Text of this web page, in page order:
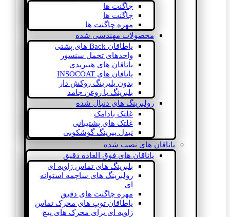
چاگنت ها
چاگنت ها
مهره چاگنت ها
محصولات مهندسی شده
یاطاقان Back های پشتی
واحدهای تحمل سنسور
یاتاقان های هیبریدی
یاتاقان های INSOCOAT
بدون بلبرینگ روکش دار
بلبرینگ با روغن جامد
رولبرینگ های دنبال شده
غلتک بادامک
غلتک های پشتیبانی
نیدل بیرینگ گوشکوبی
یاتاقان های نصب شده
یاتاقان های فوق العاده دقیق
بلبرینگ های تماس زاویه ای
رولبرینگ های ساچمه استوانه
ای
مهره چاگنت های دقیق
یاطاقان توپ های محرک تماس
زاویه ای برای محرک های پیچ